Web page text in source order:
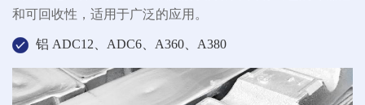
和可回收性，适用于广泛的应用。
铝 ADC12、ADC6、A360、A380